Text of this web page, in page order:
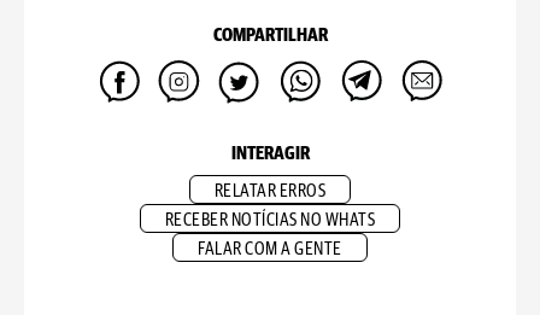
COMPARTILHAR
INTERAGIR
RELATAR ERROS
RECEBER NOTÍCIAS NO WHATS
FALAR COM A GENTE